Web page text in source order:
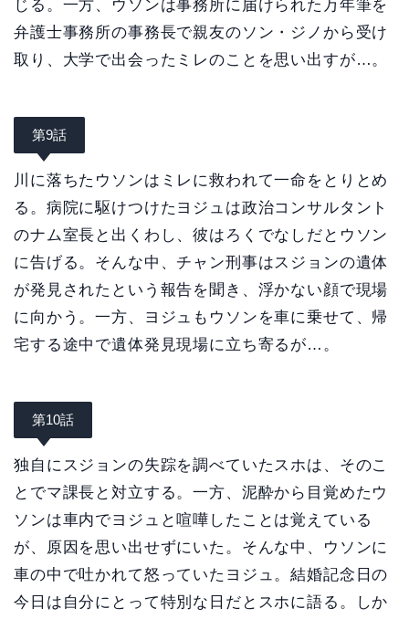
じる。一方、ウソンは事務所に届けられた万年筆を
弁護士事務所の事務長で親友のソン・ジノから受け
取り、大学で出会ったミレのことを思い出すが…。
第9話
川に落ちたウソンはミレに救われて一命をとりとめ
る。病院に駆けつけたヨジュは政治コンサルタント
のナム室長と出くわし、彼はろくでなしだとウソン
に告げる。そんな中、チャン刑事はスジョンの遺体
が発見されたという報告を聞き、浮かない顔で現場
に向かう。一方、ヨジュもウソンを車に乗せて、帰
宅する途中で遺体発見現場に立ち寄るが…。
第10話
独自にスジョンの失踪を調べていたスホは、そのこ
とでマ課長と対立する。一方、泥酔から目覚めたウ
ソンは車内でヨジュと喧嘩したことは覚えている
が、原因を思い出せずにいた。そんな中、ウソンに
車の中で吐かれて怒っていたヨジュ。結婚記念日の
今日は自分にとって特別な日だとスホに語る。しか